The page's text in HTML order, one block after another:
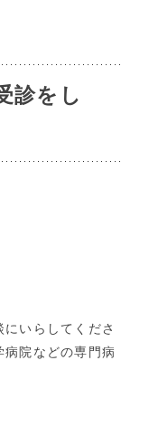
診をし
いらしてくださ
院などの専門病